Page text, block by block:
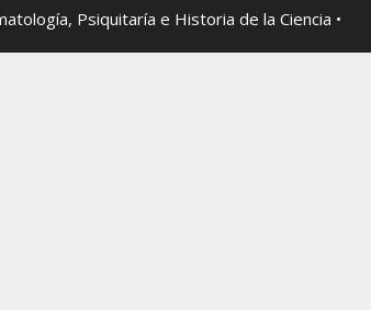
Psiquitaría e Historia de la Ciencia •